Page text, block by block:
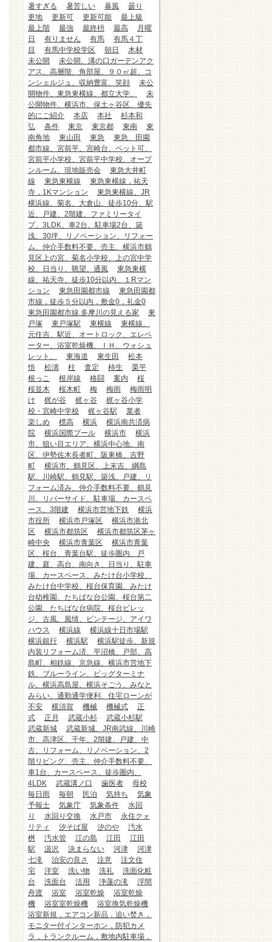
暑すぎる
暑苦しい 暴風
曇り
更地
更新可 更新可能
最上級
最上階
最強 最終枡 最高
月曜
日
有りません 有馬
有馬４丁
目
有馬中学校学区 朝日
木材
未公開
未公開、溝の口ガーデンアク
アス、高層階、角部屋、９０㎡超、コ
ンシェルジュ、収納豊富、笑顔
未公
開物件、東急東横線、都立大学、
未
公開物件、横浜市、保土ヶ谷区、優先
的にご紹介
本店 本社
杉本和
弘
条件 東京 東京都 東南
東
南角地
東山田 東急
東急、田園
都市線、宮前平、宮崎台、ペット可、
宮前平小学校、宮前平中学校、オープ
ンルーム、現地販売会
東急大井町
線
東急東横線
東急東横線，祐天
寺，1Kマンション
東急東横線、JR
横浜線、菊名、大倉山、徒歩10分、駅
近、戸建、2階建、ファミリータイ
プ、3LDK、車2台、駐車場2台、築
浅、30坪、リノベーション、リフォー
ム、仲介手数料不要、売主、横浜市鶴
見区上の宮、菊名小学校、上の宮中学
校、日当り、眺望、通風
東急東横
線、祐天寺、徒歩10分以内、１Rマン
ション
東急田園都市線
東急田園都
市線，徒歩５分以内，敷金0，礼金0
東急田園都市線.多摩川の見える家
東
戸塚
東戸塚駅 東横線
東横線、
元住吉、駅近、オートロック、エレベ
ーター、浴室乾燥機、ＩＨ、ウォシュ
レット、
東海道 東生田
松本
悟
松濤 柱 査定 柿生
栗平
根っこ
根岸線 格闘 案内
桜
桜並木
桜木町 梅 梅雨
梅雨明
け
梶が谷 梶ヶ谷
梶ヶ谷小学
校・宮崎中学校
梶ヶ谷駅
業者
楽しめ
標高 横浜
横浜南共済病
院
横浜国際プール 横浜市
横浜
市、狙い目エリア、横浜中心地、南
区、伊勢佐木長者町、阪東橋、吉野
町
横浜市、鶴見区、上末吉、綱島
駅、川崎駅、鶴見駅、築浅、戸建、リ
フォーム済み、仲介手数料不要、鶴見
川、リバーサイド、駐車場、カースペ
ース、3階建
横浜市営地下鉄
横浜
市役所
横浜市戸塚区
横浜市港北
区
横浜市都筑区
横浜市都筑区茅ヶ
崎中央
横浜市青葉区
横浜市青葉
区、桜台、青葉台駅、徒歩圏内、戸
建、庭、高台、南向き、日当り、駐車
場、カースペース、みたけ台小学校、
みたけ台中学校、桜台保育園、みたけ
台幼稚園、たちばな台公園、桜台第二
公園、たちばな台病院、桜台ビレッ
ジ、古風、風情、ビンテージ、アイワ
ハウス
横浜線
横浜線十日市場駅
横浜銀行
横浜駅
横浜駅徒歩、新規
内装リフォーム済、平沼橋、戸部、高
島町、相鉄線、京急線、横浜市営地下
鉄、ブルーライン、ビッグターミナ
ル、横浜高島屋、横浜そごう、みなと
みらい、通勤通学便利、住宅ローンが
不安
横須賀 機械 機械式
正
式
正月 武蔵小杉
武蔵小杉駅
武蔵新城
武蔵新城、JR南武線、川崎
市、高津区、千年、2階建、戸建、中
古、リフォーム、リノベーション、2
階リビング、売主、仲介手数料不要、
車1台、カースペース、徒歩圏内、
4LDK
武蔵溝ノ口 歯医者
母校
毎日雨
毎朝 民泊 気持ち
気象
予報士
気象庁 気象条件
水回
り
水回り交換 水戸市
永住クォ
リティ
汐そば屋 汐のや
汚水
桝
汚水管 江の島 江田
江田
駅
汲沢 決まらない 河津
河津
七滝
治安の良さ 注意
注文住
宅
洋室 洗い物 洗礼
洗面化粧
台
洗面台 活用 浄蓮の滝
浮間
舟渡
浴室 浴室乾燥
浴室乾燥
機
浴室室乾燥機
浴室換気乾燥機
浴室新規，エアコン新品，追い焚き，
モニター付インターホン，防犯カメ
ラ，トランクルーム，敷地内駐車場，